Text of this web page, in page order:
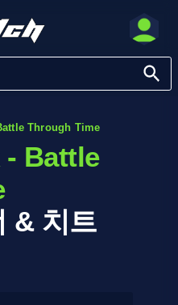
Through Time
- Battle
& 치트